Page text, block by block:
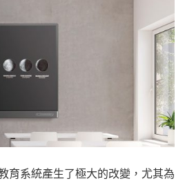
育系統產生了極大的改變，尤其為